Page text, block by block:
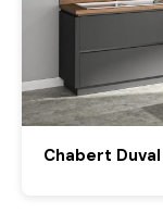
Chabert